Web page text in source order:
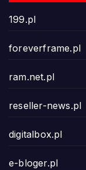
199.pl
foreverframe.pl
ram.net.pl
reseller-news.pl
digitalbox.pl
e-bloger.pl